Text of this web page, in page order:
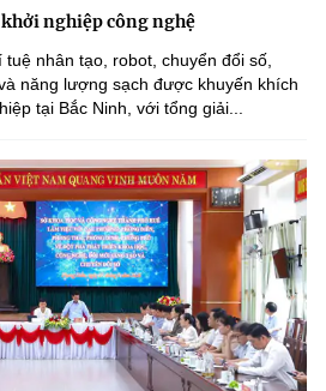
nghiệp công nghệ
nhân tạo, robot, chuyển đổi số,
năng lượng sạch được khuyến khích
tại Bắc Ninh, với tổng giải...